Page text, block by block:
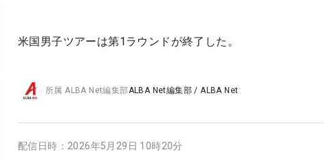
米国男子ツアーは第1ラウンドが終了した。
所属ALBA Net編集部ALBA Net編集部 /ALBA Net
配信日時： 2026年5月29日 10時20分